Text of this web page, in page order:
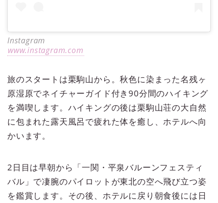
Instagram
www.instagram.com
旅のスタートは栗駒山から。秋色に染まった名残ヶ
原湿原でネイチャーガイド付き90分間のハイキング
を満喫します。ハイキングの後は栗駒山荘の大自然
に包まれた露天風呂で疲れた体を癒し、ホテルへ向
かいます。
2日目は早朝から「一関・平泉バルーンフェスティ
バル」で凄腕のパイロットが東北の空へ飛び立つ姿
を鑑賞します。その後、ホテルに戻り朝食後には日